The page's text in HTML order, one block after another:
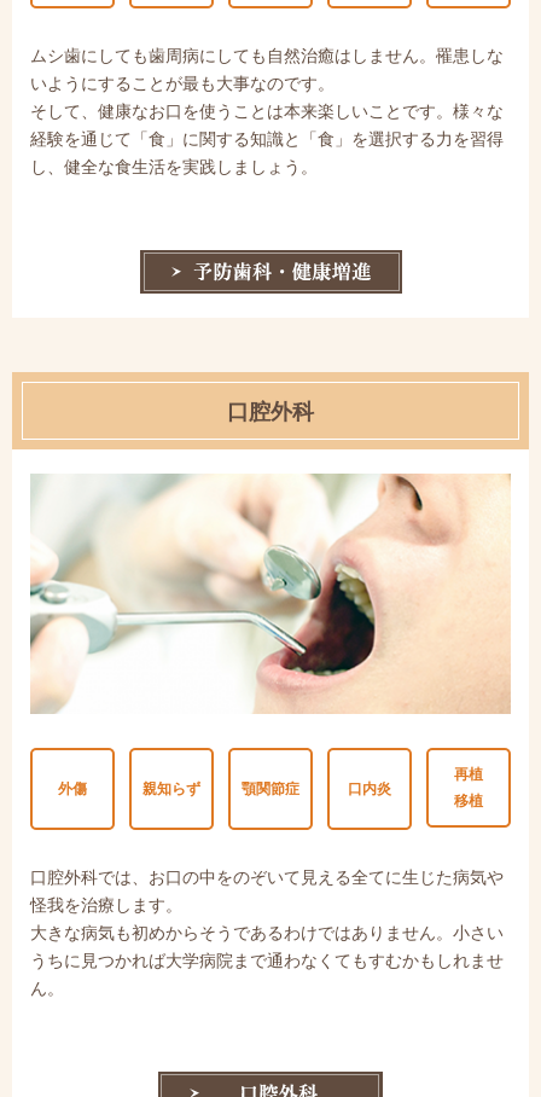
ムシ歯にしても歯周病にしても自然治癒はしません。罹患しな
いようにすることが最も大事なのです。
そして、健康なお口を使うことは本来楽しいことです。様々な
経験を通じて「食」に関する知識と「食」を選択する力を習得
し、健全な食生活を実践しましょう。
口腔外科
外傷 親知らず 顎関節症 口内炎
再植
移植
口腔外科では、お口の中をのぞいて見える全てに生じた病気や
怪我を治療します。
大きな病気も初めからそうであるわけではありません。小さい
うちに見つかれば大学病院まで通わなくてもすむかもしれませ
ん。